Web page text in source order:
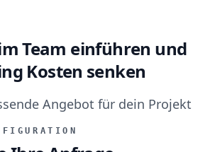
Team einführen und
Kosten senken
Angebot für dein Projekt